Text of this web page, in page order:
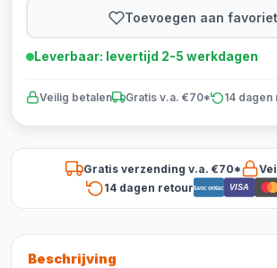
Toevoegen aan
Leverbaar: levertijd 2-5 werkdagen
Veilig betalen Gratis v.a. €70* 14 dagen
Gratis verzending v.a. €70*
14 dagen retourBancontact VISA
Beschrijving